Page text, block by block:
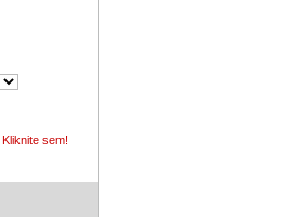
Kliknite sem!